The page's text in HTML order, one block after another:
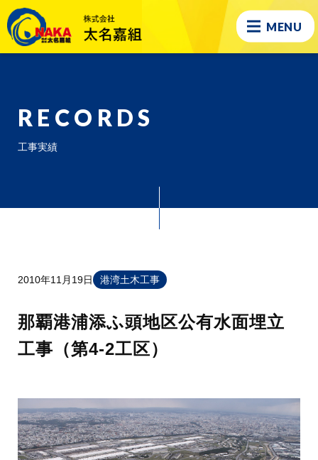
MENU
RECORDS
工事実績
2010年11月19日 港湾土木工事
那覇港浦添ふ頭地区公有水面埋立
工事（第4-2工区）